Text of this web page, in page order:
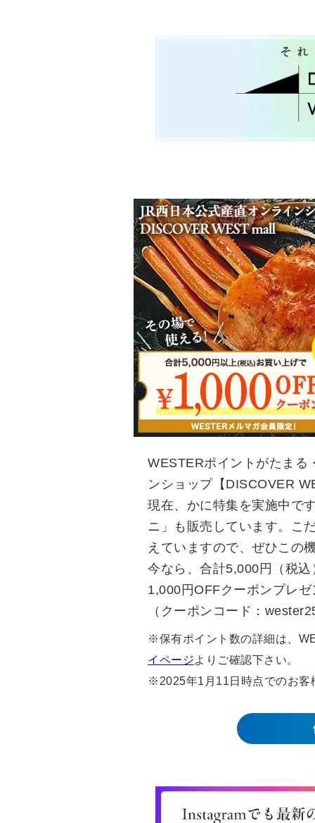
WESTERポイントがたまる
ンショップ【DISCOVER
現在、かに特集を実施中で
ニ」も販売しています。こ
えていますので、ぜひこの
今なら、合計5,000円（税
1,000円OFFクーポンプレゼ
（クーポンコード：
※保有ポイント数の詳細は、
イページよりご確認下さい。
※2025年1月11日時点でのお客